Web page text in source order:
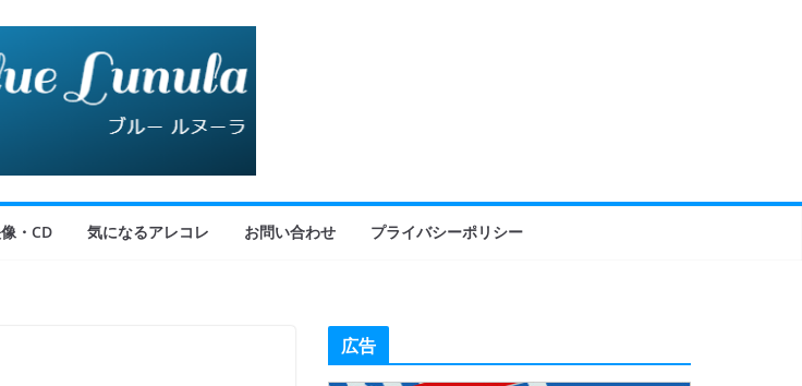
・CD 気になるアレコレ お問い合わせ プライバシーポリシー
広告